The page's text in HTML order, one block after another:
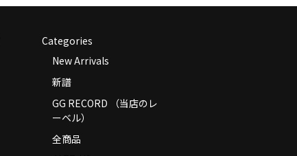
Categories
New Arrivals
新譜
GG RECORD （当店のレ
ーベル）
全商品